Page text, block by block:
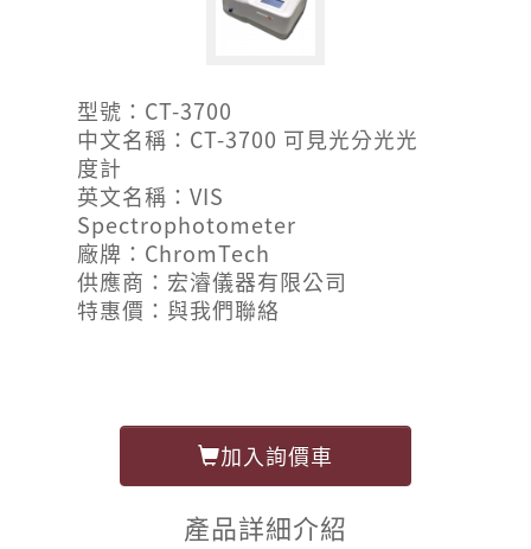
型號：CT-3700
中文名稱：CT-3700 可見光分光光
度計
英文名稱：VIS
Spectrophotometer
廠牌：ChromTech
供應商：宏濬儀器有限公司
特惠價：與我們聯絡
加入詢價車
產品詳細介紹